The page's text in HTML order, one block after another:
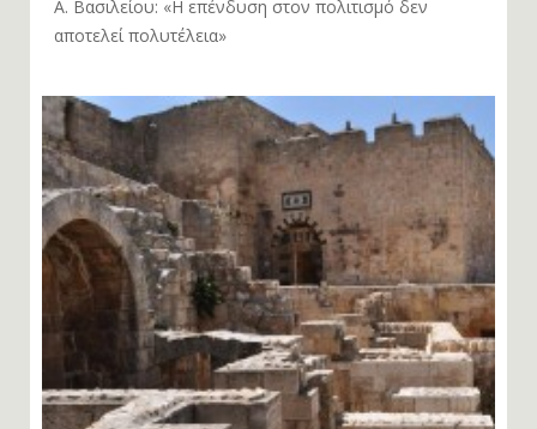
Α. Βασιλείου: «Η επένδυση στον πολιτισμό δεν
αποτελεί πολυτέλεια»